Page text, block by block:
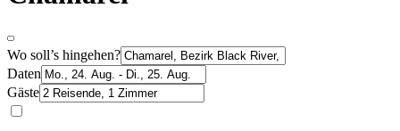
Wo soll’s hingehen?
Daten
Gäste